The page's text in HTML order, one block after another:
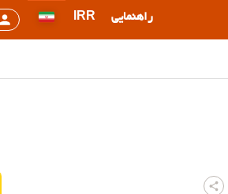
راهنمایی IRR